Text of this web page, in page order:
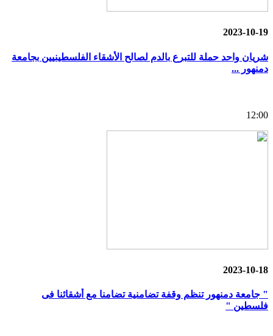
2023-10-19
شريان واحد حملة للتبرع بالدم لصالح الأشقاء الفلسطينيين بجامعة
دمنهور ...
12:00
2023-10-18
" جامعة دمنهور تنظم وقفة تضامنية تضامنا مع أشقائنا فى
فلسطين "